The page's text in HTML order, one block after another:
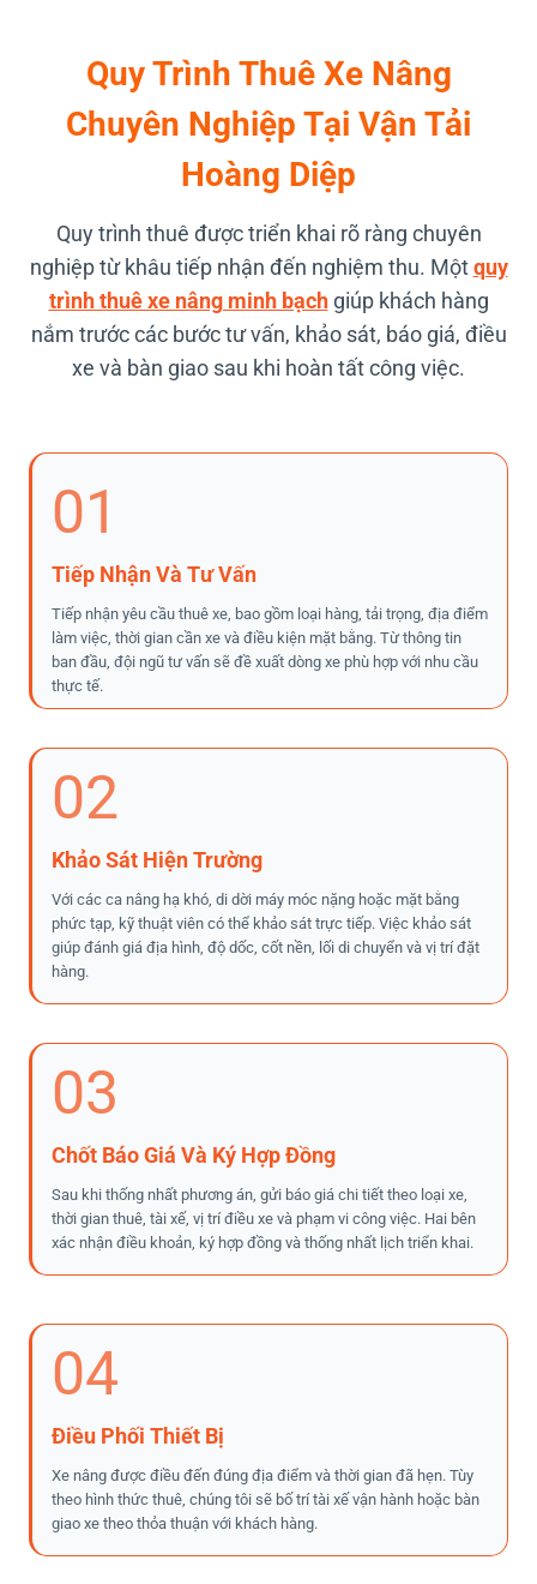
Quy Trình Thuê Xe Nâng
Chuyên Nghiệp Tại Vận Tải
Hoàng Diệp
Quy trình thuê được triển khai rõ ràng chuyên
nghiệp từ khâu tiếp nhận đến nghiệm thu. Một quy
trình thuê xe nâng minh bạchgiúp khách hàng
nắm trước các bước tư vấn, khảo sát, báo giá, điều
xe và bàn giao sau khi hoàn tất công việc.
01
Tiếp Nhận Và Tư Vấn
Tiếp nhận yêu cầu thuê xe, bao gồm loại hàng, tải trọng, địa điểm
làm việc, thời gian cần xe và điều kiện mặt bằng. Từ thông tin
ban đầu, đội ngũ tư vấn sẽ đề xuất dòng xe phù hợp với nhu cầu
thực tế.
02
Khảo Sát Hiện Trường
Với các ca nâng hạ khó, di dời máy móc nặng hoặc mặt bằng
phức tạp, kỹ thuật viên có thể khảo sát trực tiếp. Việc khảo sát
giúp đánh giá địa hình, độ dốc, cốt nền, lối di chuyển và vị trí đặt
hàng.
03
Chốt Báo Giá Và Ký Hợp Đồng
Sau khi thống nhất phương án, gửi báo giá chi tiết theo loại xe,
thời gian thuê, tài xế, vị trí điều xe và phạm vi công việc. Hai bên
xác nhận điều khoản, ký hợp đồng và thống nhất lịch triển khai.
04
Điều Phối Thiết Bị
Xe nâng được điều đến đúng địa điểm và thời gian đã hẹn. Tùy
theo hình thức thuê, chúng tôi sẽ bố trí tài xế vận hành hoặc bàn
giao xe theo thỏa thuận với khách hàng.